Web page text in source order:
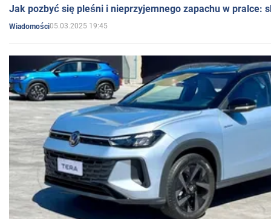
Jak pozbyć się pleśni i nieprzyjemnego zapachu w pralce:
Wiadomości05.03.2025 19:45